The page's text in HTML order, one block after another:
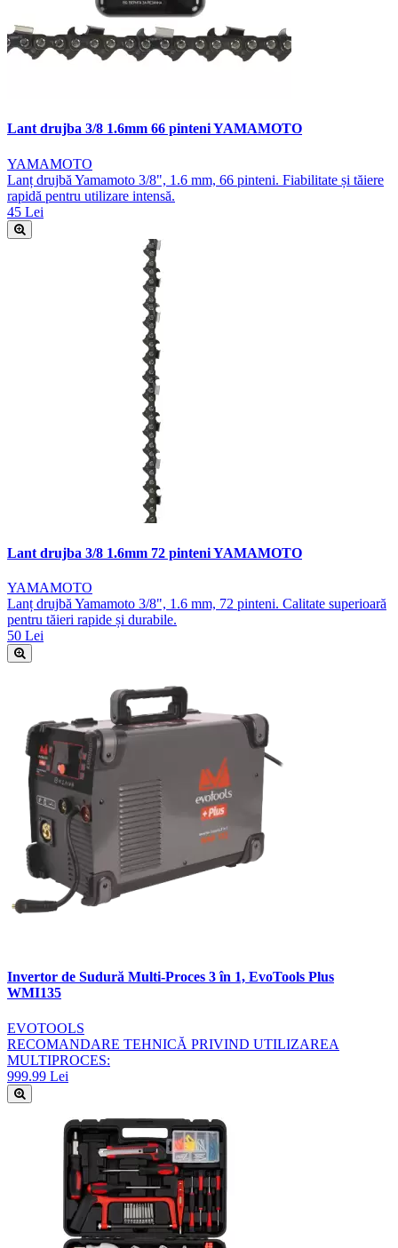
Lant drujba 3/8 1.6mm 66 pinteni YAMAMOTO
YAMAMOTO
Lanț drujbă Yamamoto 3/8", 1.6 mm, 66 pinteni. Fiabilitate și tăiere
rapidă pentru utilizare intensă.
45 Lei
Lant drujba 3/8 1.6mm 72 pinteni YAMAMOTO
YAMAMOTO
Lanț drujbă Yamamoto 3/8", 1.6 mm, 72 pinteni. Calitate superioară
pentru tăieri rapide și durabile.
50 Lei
Invertor de Sudură Multi-Proces 3 în 1, EvoTools Plus
WMI135
EVOTOOLS
RECOMANDARE TEHNICĂ PRIVIND UTILIZAREA
MULTIPROCES:
999.99 Lei